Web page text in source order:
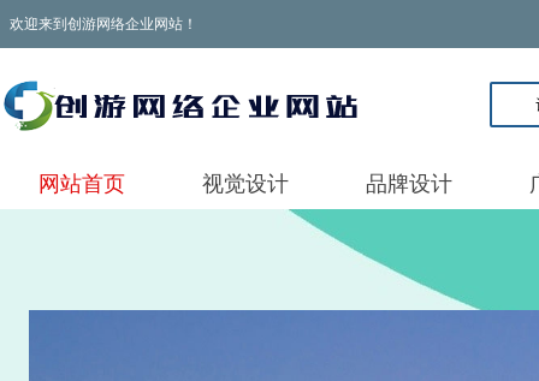
欢迎来到创游网络企业网站！
网站首页 视觉设计 品牌设计